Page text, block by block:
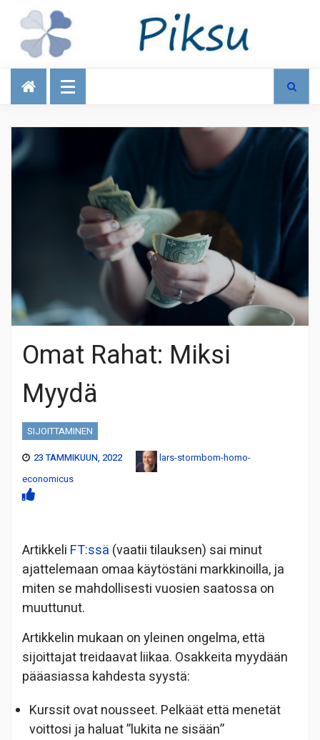
Talous
Omat Rahat: Miksi
Myydä
SIJOITTAMINEN
23 TAMMIKUUN, 2022
lars-stormbom-homo-
economicus
Artikkeli FT:ssä (vaatii tilauksen) sai minut
ajattelemaan omaa käytöstäni markkinoilla, ja
miten se mahdollisesti vuosien saatossa on
muuttunut.
Artikkelin mukaan on yleinen ongelma, että
sijoittajat treidaavat liikaa. Osakkeita myydään
pääasiassa kahdesta syystä:
Kurssit ovat nousseet. Pelkäät että menetät
voittosi ja haluat ”lukita ne sisään”